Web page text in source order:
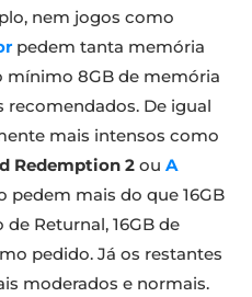
nem jogos como
pedem tanta memória
mínimo 8GB de memória
recomendados. De igual
mais intensos como
Redemption 2 ou A
pedem mais do que 16GB
Returnal, 16GB de
pedido. Já os restantes
moderados e normais.